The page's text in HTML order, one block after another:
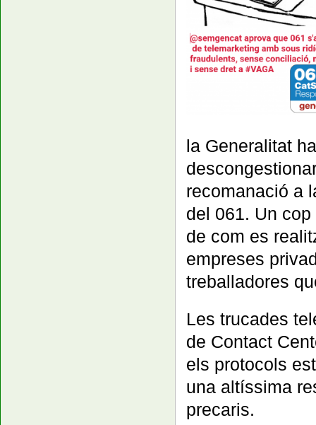
la Generalitat
recomanació a
del 061. Un
de com es
empreses
treballadores
Les trucades
de Contact
els protocols
una altíssima
precaris.